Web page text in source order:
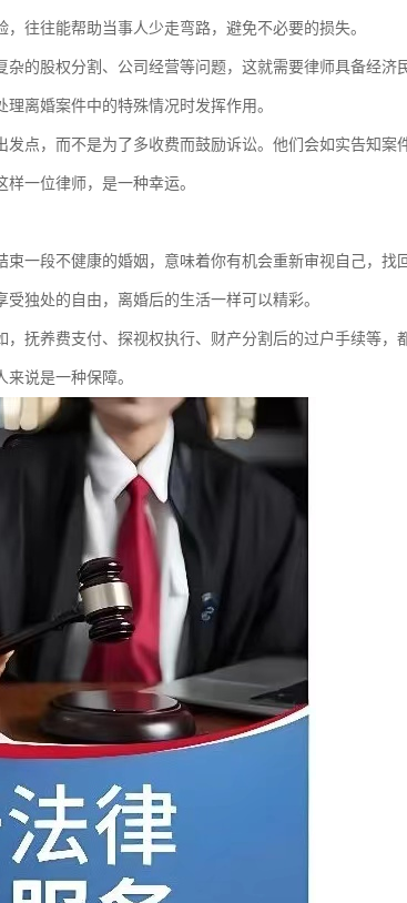
往往能帮助当事人少走弯路，避免不必要的损失。
的股权分割、公司经营等问题，这就需要律师具备经济
离婚案件中的特殊情况时发挥作用。
点，而不是为了多收费而鼓励诉讼。他们会如实告知案
一位律师，是一种幸运。
一段不健康的婚姻，意味着你有机会重新审视自己，找
独处的自由，离婚后的生活一样可以精彩。
抚养费支付、探视权执行、财产分割后的过户手续等，
说是一种保障。